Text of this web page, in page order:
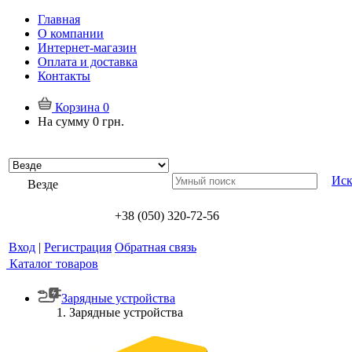
Главная
О компании
Интернет-магазин
Оплата и доставка
Контакты
Корзина 0
На сумму 0 грн.
Везде
+38 (050) 320-72-56
Вход | Регистрация Обратная связь
Каталог товаров
Зарядные устройства
Зарядные устройства